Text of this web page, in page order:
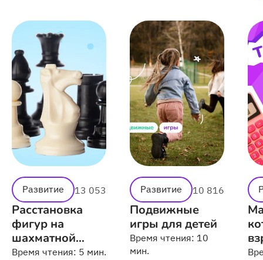
Развитие 13 053
Расстановка
фигур на
шахматной
доске
Время чтения: 5 мин.
Развитие 10 816
Подвижные
игры для детей
Время чтения: 10
мин.